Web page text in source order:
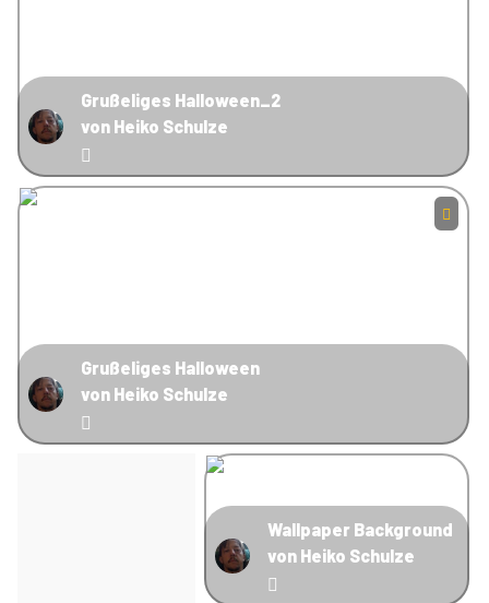
Grußeliges Halloween_2
von Heiko Schulze
Grußeliges Halloween
von Heiko Schulze
Wallpaper Background
von Heiko Schulze